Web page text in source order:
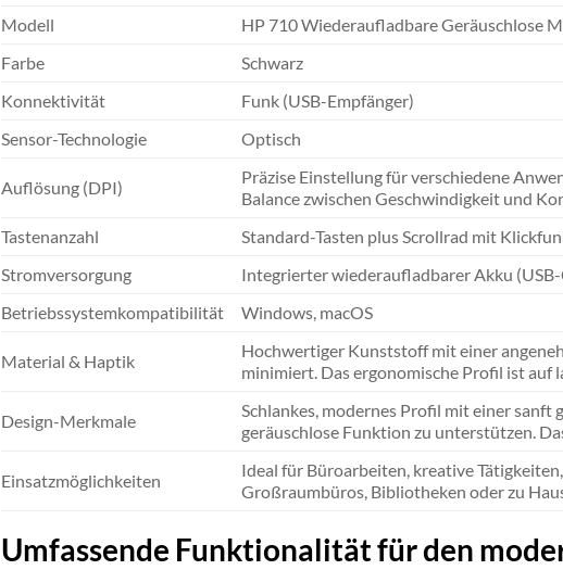
Modell
HP 710 Wiederaufladbare Geräuschlose
Farbe
Schwarz
Konnektivität
Funk (USB-Empfänger)
Sensor-Technologie
Optisch
Auflösung (DPI)
Präzise Einstellung für verschiedene
Balance zwischen Geschwindigkeit und
Tastenanzahl
Standard-Tasten plus Scrollrad mit
Stromversorgung
Integrierter wiederaufladbarer Akku (USB-
Betriebssystemkompatibilität
Windows, macOS
Material & Haptik
Hochwertiger Kunststoff mit einer
minimiert. Das ergonomische Profil ist auf
Design-Merkmale
Schlankes, modernes Profil mit einer sanft
geräuschlose Funktion zu unterstützen.
Einsatzmöglichkeiten
Ideal für Büroarbeiten, kreative
Großraumbüros, Bibliotheken oder zu
Umfassende Funktionalität für den